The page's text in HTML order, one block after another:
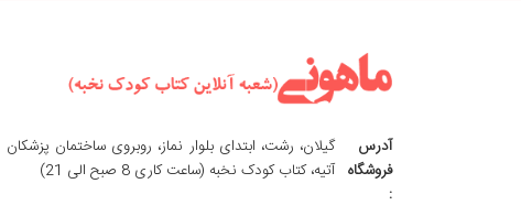
آدرس
فروشگاه
:
گیلان، رشت، ابتدای بلوار نماز، روبروی ساختمان پزشکان
آتیه، کتاب کودک نخبه (ساعت کاری 8 صبح الی 21)